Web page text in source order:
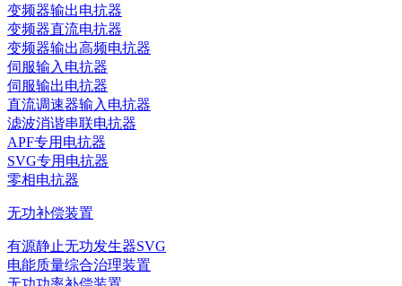
变频器输出电抗器
变频器直流电抗器
变频器输出高频电抗器
伺服输入电抗器
伺服输出电抗器
直流调速器输入电抗器
滤波消谐串联电抗器
APF专用电抗器
SVG专用电抗器
零相电抗器
无功补偿装置
有源静止无功发生器SVG
电能质量综合治理装置